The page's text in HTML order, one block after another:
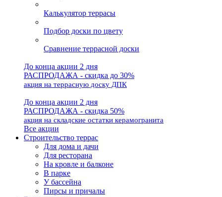
Калькулятор террасы
Подбор доски по цвету
Сравнение террасной доски
До конца акции 2 дня
РАСПРОДАЖА - скидка до 30%
акция на террасную доску ДПК
До конца акции 2 дня
РАСПРОДАЖА - скидка 50%
акция на складские остатки керамогранита
Все акции
Строительство террас
Для дома и дачи
Для ресторана
На кровле и балконе
В парке
У бассейна
Пирсы и причалы